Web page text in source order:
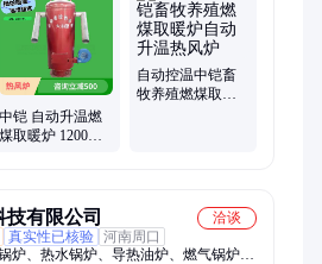
力机、船式洗车槽、履带绳锯机、矿用
、车载式马路吹风机、镗孔镗焊机、吸
具组、液压板换夹紧器、封闭式扫雪
备、智能压浆台车、中部取样机、液压
中铠 自动升温燃
煤取暖炉 1200型
自动控温中铠畜
牧养殖燃煤取暖
有限公司
洽谈
真实性已核验 河南周口
炉、热水锅炉、导热油炉、燃气锅炉、